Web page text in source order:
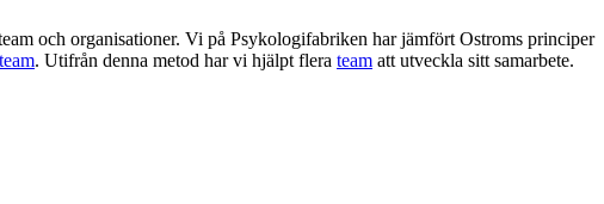
och organisationer. Vi på Psykologifabriken har jämfört Ostroms principer
. Utifrån denna metod har vi hjälpt flera team att utveckla sitt samarbete.